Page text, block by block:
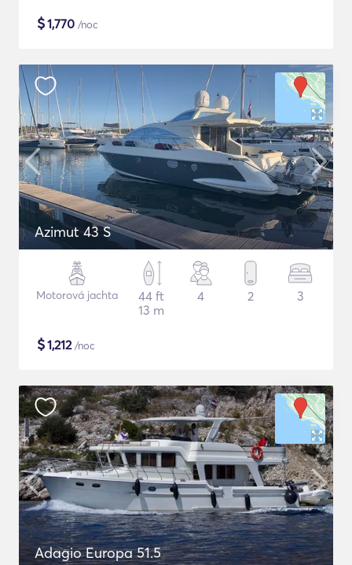
$1,770 /noc
Azimut 43 S
Motorová jachta
44 ft
13 m
4 2 3
$1,212/noc
Adagio Europa 51.5